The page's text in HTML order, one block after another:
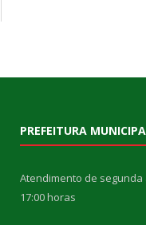
PREFEITURA
Atendimento de segunda
17:00 horas